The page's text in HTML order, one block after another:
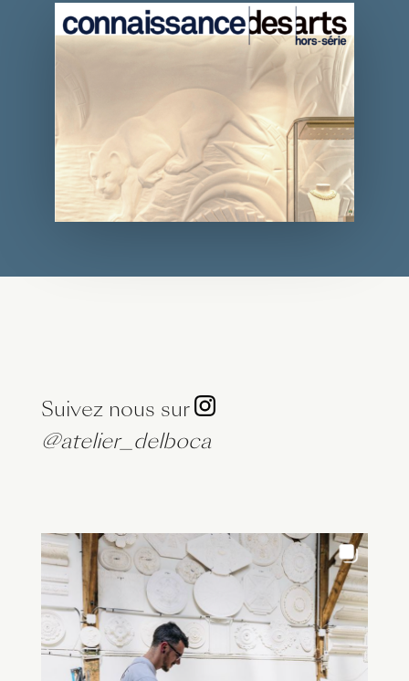
Suivez nous sur
@atelier_delboca